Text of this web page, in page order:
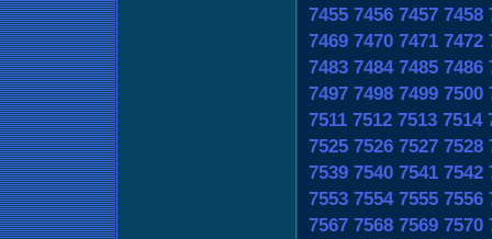
7455 7456 7457 7458
7469 7470 7471 7472
7483 7484 7485 7486
7497 7498 7499 7500
7511 7512 7513 7514
7525 7526 7527 7528
7539 7540 7541 7542
7553 7554 7555 7556
7567 7568 7569 7570